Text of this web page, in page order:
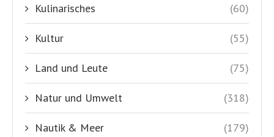
Kulinarisches (60)
Kultur (55)
Land und Leute (75)
Natur und Umwelt (318)
Nautik & Meer (179)